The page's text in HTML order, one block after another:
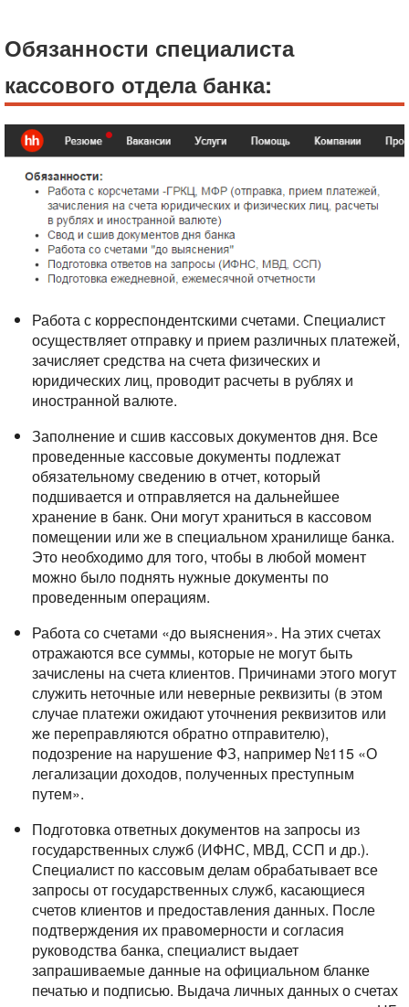
Обязанности специалиста
кассового отдела банка:
Работа с корреспондентскими счетами. Специалист
осуществляет отправку и прием различных платежей,
зачисляет средства на счета физических и
юридических лиц, проводит расчеты в рублях и
иностранной валюте.
Заполнение и сшив кассовых документов дня. Все
проведенные кассовые документы подлежат
обязательному сведению в отчет, который
подшивается и отправляется на дальнейшее
хранение в банк. Они могут храниться в кассовом
помещении или же в специальном хранилище банка.
Это необходимо для того, чтобы в любой момент
можно было поднять нужные документы по
проведенным операциям.
Работа со счетами «до выяснения». На этих счетах
отражаются все суммы, которые не могут быть
зачислены на счета клиентов. Причинами этого могут
служить неточные или неверные реквизиты (в этом
случае платежи ожидают уточнения реквизитов или
же переправляются обратно отправителю),
подозрение на нарушение ФЗ, например №115 «О
легализации доходов, полученных преступным
путем».
Подготовка ответных документов на запросы из
государственных служб (ИФНС, МВД, ССП и др.).
Специалист по кассовым делам обрабатывает все
запросы от государственных служб, касающиеся
счетов клиентов и предоставления данных. После
подтверждения их правомерности и согласия
руководства банка, специалист выдает
запрашиваемые данные на официальном бланке
печатью и подписью. Выдача личных данных о счетах